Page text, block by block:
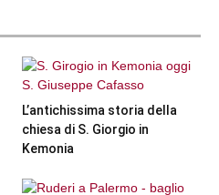
L’antichissima storia della
chiesa di S. Giorgio in
Kemonia